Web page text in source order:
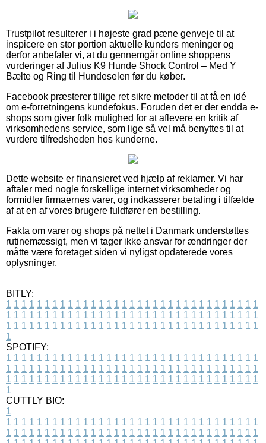
Trustpilot resulterer i i højeste grad pæne genveje til at
inspicere en stor portion aktuelle kunders meninger og
derfor anbefaler vi, at du gennemgår online shoppens
vurderinger af Julius K9 Hunde Shock Control – Med Y
Bælte og Ring til Hundeselen før du køber.
Facebook præsterer tillige ret sikre metoder til at få en idé
om e-forretningens kundefokus. Foruden det er der endda e-
shops som giver folk mulighed for at aflevere en kritik af
virksomhedens service, som lige så vel må benyttes til at
vurdere tilfredsheden hos kunderne.
Dette website er finansieret ved hjælp af reklamer. Vi har
aftaler med nogle forskellige internet virksomheder og
formidler firmaernes varer, og indkasserer betaling i tilfælde
af at en af vores brugere fuldfører en bestilling.
Fakta om varer og shops på nettet i Danmark understøttes
rutinemæssigt, men vi tager ikke ansvar for ændringer der
måtte være foretaget siden vi nyligst opdaterede vores
oplysninger.
BITLY:
1 1 1 1 1 1 1 1 1 1 1 1 1 1 1 1 1 1 1 1 1 1 1 1 1 1 1 1 1 1 1 1 1
1 1 1 1 1 1 1 1 1 1 1 1 1 1 1 1 1 1 1 1 1 1 1 1 1 1 1 1 1 1 1 1 1
1 1 1 1 1 1 1 1 1 1 1 1 1 1 1 1 1 1 1 1 1 1 1 1 1 1 1 1 1 1 1 1 1
1
SPOTIFY:
1 1 1 1 1 1 1 1 1 1 1 1 1 1 1 1 1 1 1 1 1 1 1 1 1 1 1 1 1 1 1 1 1
1 1 1 1 1 1 1 1 1 1 1 1 1 1 1 1 1 1 1 1 1 1 1 1 1 1 1 1 1 1 1 1 1
1 1 1 1 1 1 1 1 1 1 1 1 1 1 1 1 1 1 1 1 1 1 1 1 1 1 1 1 1 1 1 1 1
1
CUTTLY BIO:
1
1 1 1 1 1 1 1 1 1 1 1 1 1 1 1 1 1 1 1 1 1 1 1 1 1 1 1 1 1 1 1 1 1
1 1 1 1 1 1 1 1 1 1 1 1 1 1 1 1 1 1 1 1 1 1 1 1 1 1 1 1 1 1 1 1 1